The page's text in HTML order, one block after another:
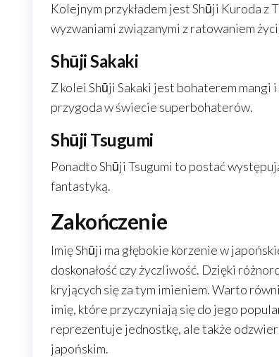
Kolejnym przykładem jest Shūji Kuroda z
wyzwaniami związanymi z ratowaniem
Shūji Sakaki
Z kolei Shūji Sakaki jest bohaterem
przygoda w świecie superbohaterów.
Shūji Tsugumi
Ponadto Shūji Tsugumi to postać
fantastyką.
Zakończenie
Imię Shūji ma głębokie korzenie w
doskonałość czy życzliwość. Dzięki
kryjących się za tym imieniem. Warto
imię, które przyczyniają się do jego
reprezentuje jednostkę, ale także
japońskim.